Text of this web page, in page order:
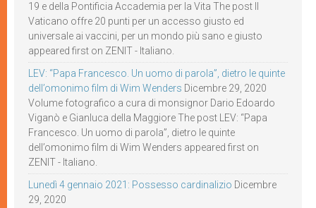
19 e della Pontificia Accademia per la Vita The post Il
Vaticano offre 20 punti per un accesso giusto ed
universale ai vaccini, per un mondo più sano e giusto
appeared first on ZENIT - Italiano.
LEV: “Papa Francesco. Un uomo di parola”, dietro le quinte
dell’omonimo film di Wim Wenders Dicembre 29, 2020
Volume fotografico a cura di monsignor Dario Edoardo
Viganò e Gianluca della Maggiore The post LEV: “Papa
Francesco. Un uomo di parola”, dietro le quinte
dell’omonimo film di Wim Wenders appeared first on
ZENIT - Italiano.
Lunedì 4 gennaio 2021: Possesso cardinalizio Dicembre
29, 2020